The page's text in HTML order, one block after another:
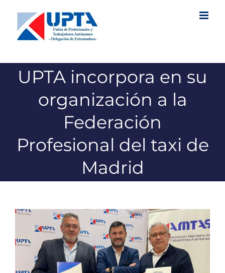
contenido
UPTA incorpora en su
organización a la
Federación
Profesional del taxi de
Madrid
Ver
imagen
más
grande